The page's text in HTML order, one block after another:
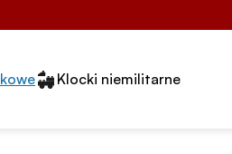
Klocki niemilitarne